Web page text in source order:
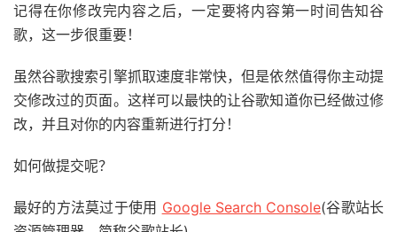
记得在你修改完内容之后，一定要将内容第一时间告知谷
歌，这一步很重要！
虽然谷歌搜索引擎抓取速度非常快，但是依然值得你主动提
交修改过的页面。这样可以最快的让谷歌知道你已经做过修
改，并且对你的内容重新进行打分！
如何做提交呢？
最好的方法莫过于使用 Google Search Console(谷歌站长